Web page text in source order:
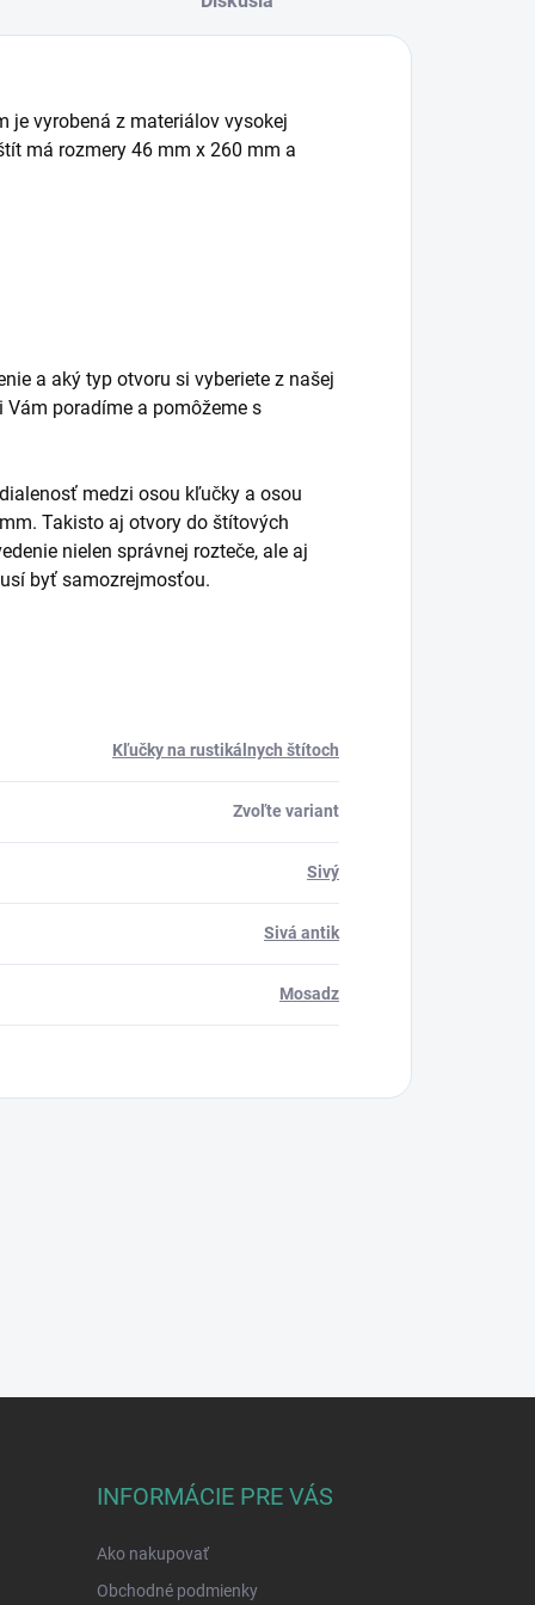
je vyrobená z materiálov vysokej
má rozmery 46 mm x 260 mm a
a aký typ otvoru si vyberiete z našej
Vám poradíme a pomôžeme s
medzi osou kľučky a osou
Takisto aj otvory do štítových
nielen správnej rozteče, ale aj
byť samozrejmosťou.
Kľučky na rustikálnych štítoch
Zvoľte variant
Sivý
Sivá antik
Mosadz
INFORMÁCIE PRE VÁS
Ako nakupovať
Obchodné podmienky